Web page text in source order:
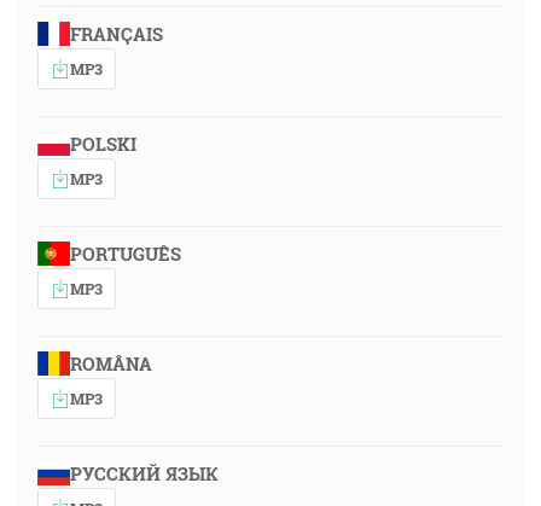
FRANÇAIS
MP3
POLSKI
MP3
PORTUGUÊS
MP3
ROMÂNA
MP3
РУССКИЙ ЯЗЫК